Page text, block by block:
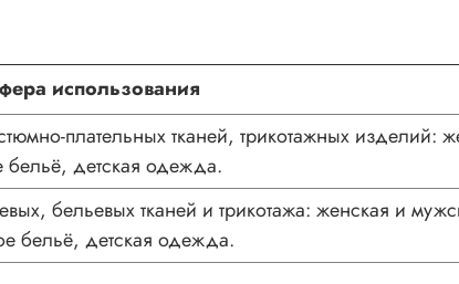
использования
плательных тканей, трикотажных изделий:
детская одежда.
бельевых тканей и трикотажа: женская и
бельё, детская одежда.